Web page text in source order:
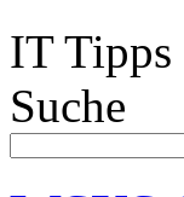
IT Tipps
Suche